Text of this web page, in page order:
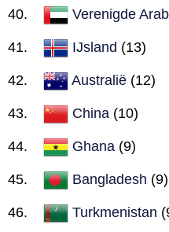
Verenigde
IJsland (13)
Australië (12)
China (10)
Ghana (9)
Bangladesh (9)
Turkmenistan